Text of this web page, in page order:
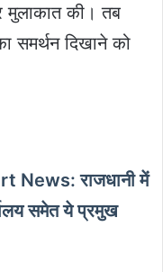
मुलाकात की। तब
समर्थन दिखाने को
News: राजधानी में
समेत ये प्रमुख